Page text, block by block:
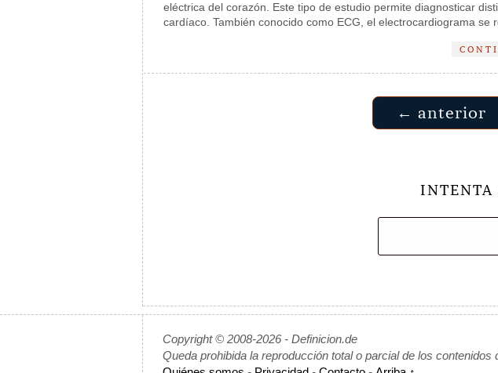
eléctrica del corazón. Este tipo de estudio permite diagnosticar
cardíaco. También conocido como ECG, el electrocardiograma
← anterior
INTENTA
Copyright © 2008-2026 - Definicion.de
Queda prohibida la reproducción total o parcial de los contenidos